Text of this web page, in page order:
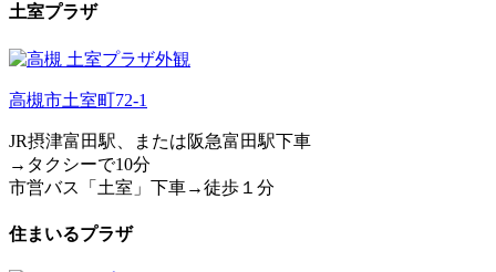
土室プラザ
高槻市土室町72-1
JR摂津富田駅、または阪急富田駅下車
→タクシーで10分
市営バス「土室」下車→徒歩１分
住まいるプラザ